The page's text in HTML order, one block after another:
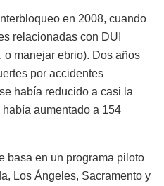
en 2008, cuando
relacionadas con DUI
o manejar ebrio). Dos años
por accidentes
había reducido a casi la
aumentado a 154
basa en un programa piloto
Los Ángeles, Sacramento y